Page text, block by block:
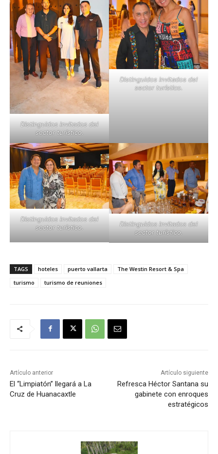
Distinguidos invitados del
sector turístico.
Distinguidos invitados del
sector turístico.
Distinguidos invitados del
sector turístico.
Distinguidos invitados del
sector turístico.
TAGS hoteles puerto vallarta
The Westin Resort & Spa
turismo
turismo de reuniones
Artículo anterior
El “Limpiatón” llegará a La
Cruz de Huanacaxtle
Artículo siguiente
Refresca Héctor Santana su
gabinete con enroques
estratégicos